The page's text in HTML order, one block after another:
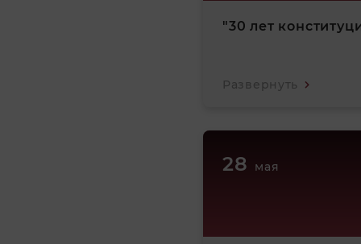
"30 лет
Развернуть
28 мая